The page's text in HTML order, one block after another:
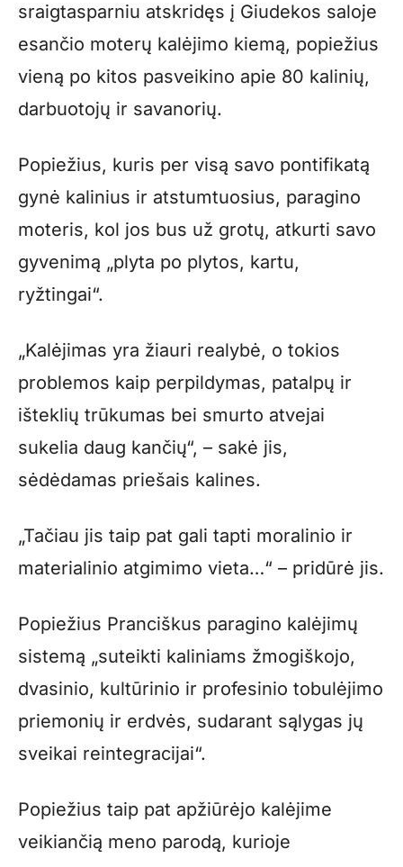
sraigtasparniu atskridęs į Giudekos saloje
esančio moterų kalėjimo kiemą, popiežius
vieną po kitos pasveikino apie 80 kalinių,
darbuotojų ir savanorių.
Popiežius, kuris per visą savo pontifikatą
gynė kalinius ir atstumtuosius, paragino
moteris, kol jos bus už grotų, atkurti savo
gyvenimą „plyta po plytos, kartu,
ryžtingai“.
„Kalėjimas yra žiauri realybė, o tokios
problemos kaip perpildymas, patalpų ir
išteklių trūkumas bei smurto atvejai
sukelia daug kančių“, – sakė jis,
sėdėdamas priešais kalines.
„Tačiau jis taip pat gali tapti moralinio ir
materialinio atgimimo vieta…“ – pridūrė jis.
Popiežius Pranciškus paragino kalėjimų
sistemą „suteikti kaliniams žmogiškojo,
dvasinio, kultūrinio ir profesinio tobulėjimo
priemonių ir erdvės, sudarant sąlygas jų
sveikai reintegracijai“.
Popiežius taip pat apžiūrėjo kalėjime
veikiančią meno parodą, kurioje